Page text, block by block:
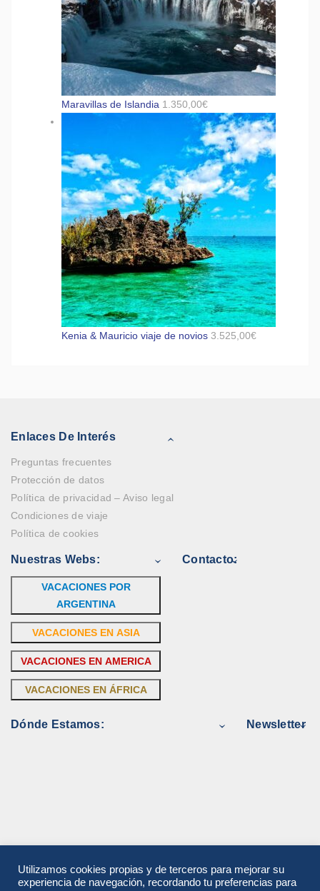
Maravillas de Islandia 1.350,00€
Kenia & Mauricio viaje de novios 3.525,00€
Enlaces De Interés
Preguntas frecuentes
Protección de datos
Política de privacidad – Aviso legal
Condiciones de viaje
Política de cookies
Nuestras Webs:
VACACIONES POR
ARGENTINA
VACACIONES EN ASIA
VACACIONES EN AMERICA
VACACIONES EN ÁFRICA
Contacto:
Dónde Estamos: Newsletter
Utilizamos cookies propias y de terceros para mejorar su
experiencia de navegación, recordando tu preferencias para